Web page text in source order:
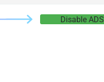
Disable ADS